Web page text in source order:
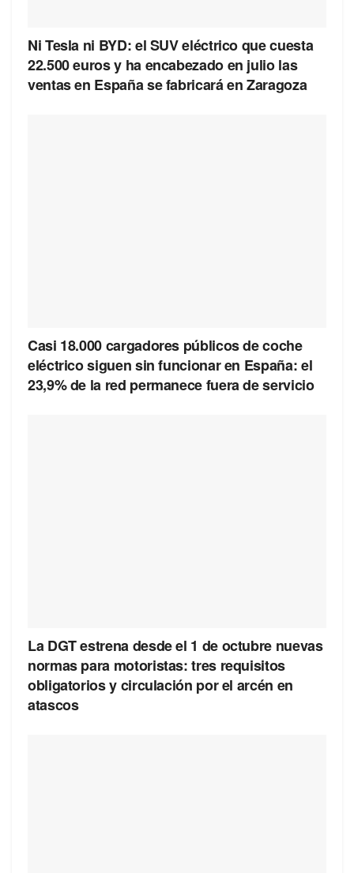
Ni Tesla ni BYD: el SUV eléctrico que cuesta
22.500 euros y ha encabezado en julio las
ventas en España se fabricará en Zaragoza
Casi 18.000 cargadores públicos de coche
eléctrico siguen sin funcionar en España: el
23,9% de la red permanece fuera de servicio
La DGT estrena desde el 1 de octubre nuevas
normas para motoristas: tres requisitos
obligatorios y circulación por el arcén en
atascos